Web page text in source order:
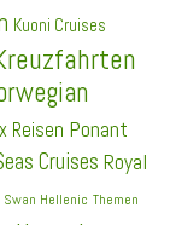
Kuoni Cruises
Reisen Ponant
Cruises Royal
Swan Hellenic Themen